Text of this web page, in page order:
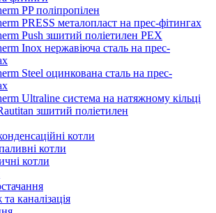
PP поліпропілен
PRESS металопласт на прес-фітингах
Push зшитий поліетилен PEX
Inox нержавіюча сталь на прес-
Steel оцинкована сталь на прес-
Ultraline система на натяжному кільці
зшитий поліетилен
котли
котли
котли
каналізація